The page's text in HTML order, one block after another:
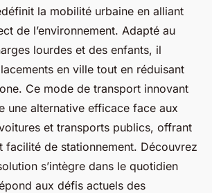
comment le vélo
vos
urbains
•8 min de lecture
la mobilité urbaine en alliant
de l’environnement. Adapté au
lourdes et des enfants, il
en ville tout en réduisant
Ce mode de transport innovant
une alternative efficace face aux
et transports publics, offrant
facilité de stationnement. Découvrez
s’intègre dans le quotidien
aux défis actuels des